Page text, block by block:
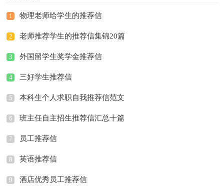
1 物理老师给学生的推荐信
2 老师推荐学生的推荐信集锦20篇
3 外国留学生奖学金推荐信
4 三好学生推荐信
5 本科生个人求职自我推荐信范文
6 班主任自主招生推荐信汇总十篇
7 员工推荐信
8 英语推荐信
9 酒店优秀员工推荐信